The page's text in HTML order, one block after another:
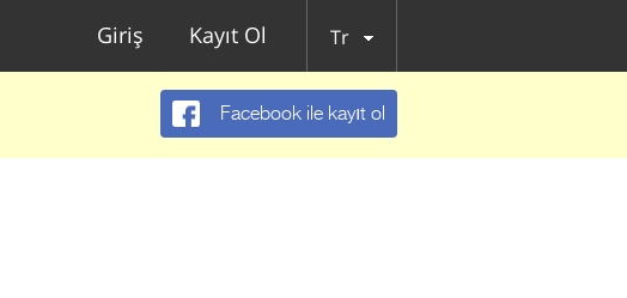
Giriş Kayıt Ol Tr
Facebook ile kayıt ol